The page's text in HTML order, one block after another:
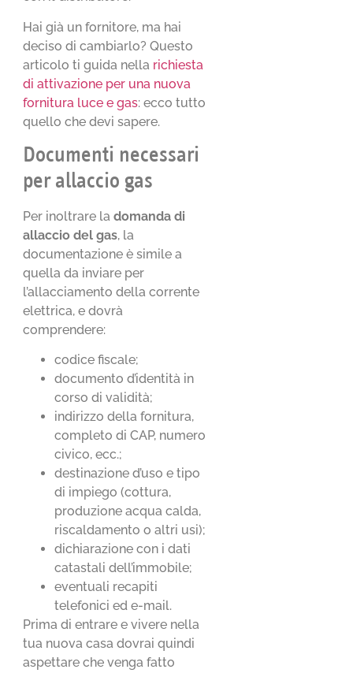
Hai già un fornitore, ma hai
deciso di cambiarlo? Questo
articolo ti guida nella richiesta
di attivazione per una nuova
fornitura luce e gas: ecco tutto
quello che devi sapere.
Documenti necessari
per allaccio gas
Per inoltrare ladomanda di
allaccio del gas, la
documentazione è simile a
quella da inviare per
l’allacciamento della corrente
elettrica, e dovrà
comprendere:
codice fiscale;
documento d’identità in
corso di validità;
indirizzo della fornitura,
completo di CAP, numero
civico, ecc.;
destinazione d’uso e tipo
di impiego (cottura,
produzione acqua calda,
riscaldamento o altri usi);
dichiarazione con i dati
catastali dell’immobile;
eventuali recapiti
telefonici ed e-mail.
Prima di entrare e vivere nella
tua nuova casa dovrai quindi
aspettare che venga fatto